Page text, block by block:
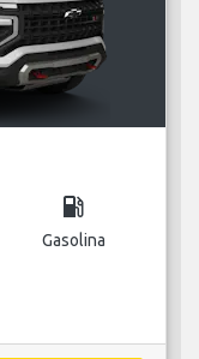
local_gas_station
Gasolina